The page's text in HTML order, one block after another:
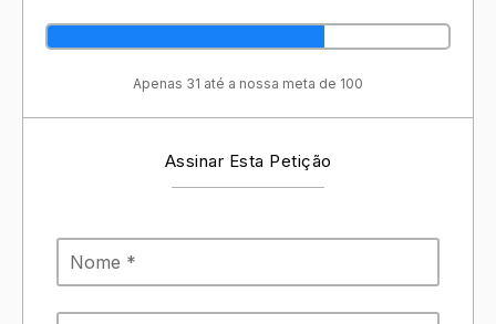
Apenas 31 até a nossa meta de 100
Assinar Esta Petição